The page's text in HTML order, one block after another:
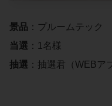
景品 ：プルームテック
当選 ：1名様
抽選 ：抽選君（WEBア